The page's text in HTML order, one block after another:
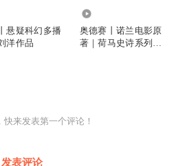
悬疑科幻多播
洋作品
奥德赛丨诺兰电影原
著｜荷马史诗系列丨
来发表第一个评论！
发表评论